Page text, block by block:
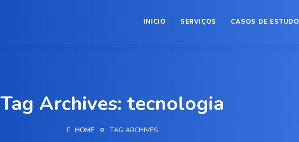
INICIO SERVIÇOS CASOS DE ESTUDO
Tag Archives: tecnologia
HOME TAG ARCHIVES